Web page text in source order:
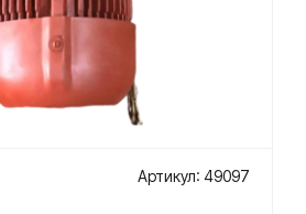
Артикул: 49097